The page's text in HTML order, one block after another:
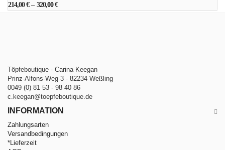
214,00€– 320,00€
Töpfeboutique - Carina Keegan
Prinz-Alfons-Weg 3 - 82234 Weßling
0049 (0) 81 53 - 98 40 86
c.keegan@toepfeboutique.de
INFORMATION
Zahlungsarten
Versandbedingungen
*Lieferzeit